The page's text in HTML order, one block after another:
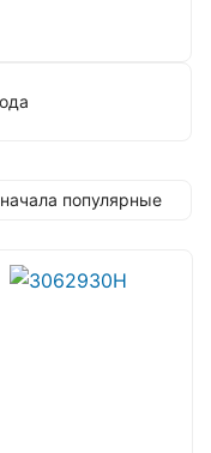
популярные